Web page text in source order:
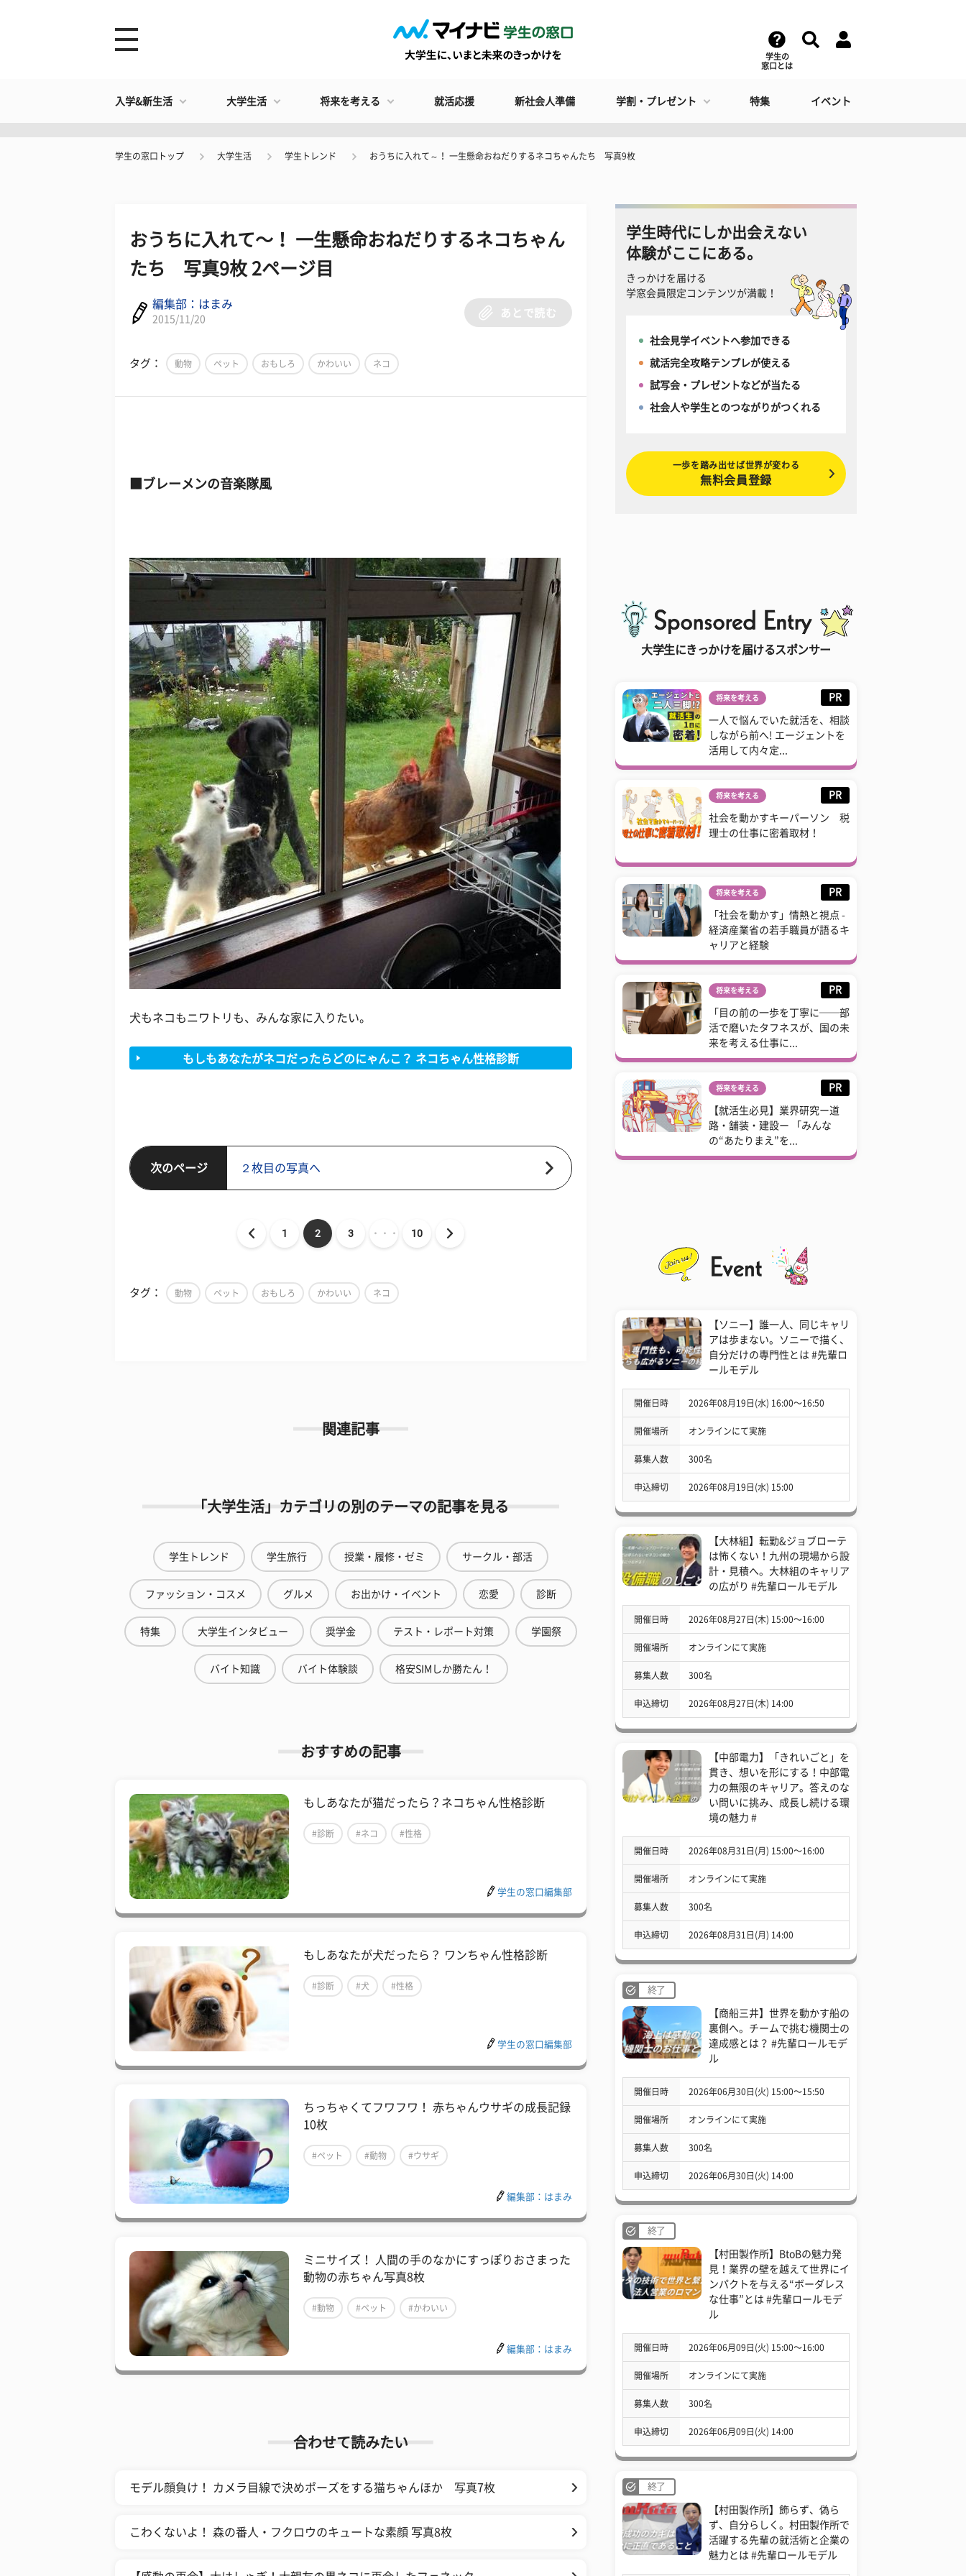
学生の
窓口とは
入学&新生活 大学生活 将来を考える 就活応援 新社会人準備 学割・プレゼント 特集 イベント
学生の窓口トップ 大学生活 学生トレンド おうちに入れて～！ 一生懸命おねだりするネコちゃんたち 写真9枚
おうちに入れて～！ 一生懸命おねだりするネコちゃん
たち 写真9枚 2ページ目
編集部：はまみ
2015/11/20
あとで読む
タグ： 動物 ペット おもしろ かわいい ネコ
■ブレーメンの音楽隊風
犬もネコもニワトリも、みんな家に入りたい。
もしもあなたがネコだったらどのにゃんこ？ ネコちゃん性格診断
次のページ ２枚目の写真へ
1 2 3 ・・・ 10
タグ： 動物 ペット おもしろ かわいい ネコ
関連記事
「大学生活」カテゴリの別のテーマの記事を見る
学生トレンド 学生旅行 授業・履修・ゼミ サークル・部活
ファッション・コスメ グルメ お出かけ・イベント 恋愛 診断
特集 大学生インタビュー 奨学金 テスト・レポート対策 学園祭
バイト知識 バイト体験談 格安SIMしか勝たん！
おすすめの記事
もしあなたが猫だったら？ネコちゃん性格診断
#診断 #ネコ #性格
学生の窓口編集部
もしあなたが犬だったら？ ワンちゃん性格診断
#診断 #犬 #性格
学生の窓口編集部
ちっちゃくてフワフワ！ 赤ちゃんウサギの成長記録
10枚
#ペット #動物 #ウサギ
編集部：はまみ
ミニサイズ！ 人間の手のなかにすっぽりおさまった
動物の赤ちゃん写真8枚
#動物 #ペット #かわいい
編集部：はまみ
合わせて読みたい
モデル顔負け！ カメラ目線で決めポーズをする猫ちゃんほか 写真7枚
こわくないよ！ 森の番人・フクロウのキュートな素顔 写真8枚
学生時代にしか出会えない
体験がここにある。
きっかけを届ける
学窓会員限定コンテンツが満載！
社会見学イベントへ参加できる
就活完全攻略テンプレが使える
試写会・プレゼントなどが当たる
社会人や学生とのつながりがつくれる
一歩を踏み出せば世界が変わる
無料会員登録
大学生にきっかけを届けるスポンサー
将来を考える PR
一人で悩んでいた就活を、相談
しながら前へ! エージェントを
活用して内々定...
将来を考える PR
社会を動かすキーパーソン 税
理士の仕事に密着取材！
将来を考える PR
「社会を動かす」情熱と視点 -
経済産業省の若手職員が語るキ
ャリアと経験
将来を考える PR
「目の前の一歩を丁寧に──部
活で磨いたタフネスが、国の未
来を考える仕事に...
将来を考える PR
【就活生必見】業界研究ー道
路・舗装・建設ー 「みんな
の“あたりまえ”を...
【ソニー】誰一人、同じキャリ
アは歩まない。ソニーで描く、
自分だけの専門性とは #先輩ロ
ールモデル
開催日時 2026年08月19日(水) 16:00〜16:50
開催場所 オンラインにて実施
募集人数 300名
申込締切 2026年08月19日(水) 15:00
【大林組】転勤&ジョブローテ
は怖くない！九州の現場から設
計・見積へ。大林組のキャリア
の広がり #先輩ロールモデル
開催日時 2026年08月27日(木) 15:00〜16:00
開催場所 オンラインにて実施
募集人数 300名
申込締切 2026年08月27日(木) 14:00
【中部電力】「きれいごと」を
貫き、想いを形にする！中部電
力の無限のキャリア。答えのな
い問いに挑み、成長し続ける環
境の魅力 #
開催日時 2026年08月31日(月) 15:00〜16:00
開催場所 オンラインにて実施
募集人数 300名
申込締切 2026年08月31日(月) 14:00
終了
【商船三井】世界を動かす船の
裏側へ。チームで挑む機関士の
達成感とは？ #先輩ロールモデ
ル
開催日時 2026年06月30日(火) 15:00〜15:50
開催場所 オンラインにて実施
募集人数 300名
申込締切 2026年06月30日(火) 14:00
終了
【村田製作所】BtoBの魅力発
見！業界の壁を越えて世界にイ
ンパクトを与える“ボーダレス
な仕事”とは #先輩ロールモデ
ル
開催日時 2026年06月09日(火) 15:00〜16:00
開催場所 オンラインにて実施
募集人数 300名
申込締切 2026年06月09日(火) 14:00
終了
【村田製作所】飾らず、偽ら
ず、自分らしく。村田製作所で
活躍する先輩の就活術と企業の
魅力とは #先輩ロールモデル